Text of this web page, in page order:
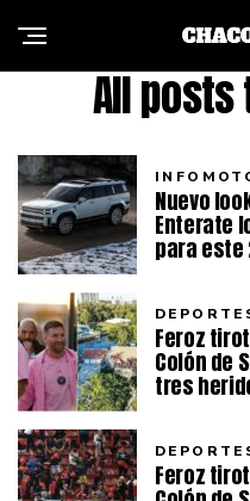
All
Nuevo
Enterate
para este
Feroz
Colón de
tres
Feroz